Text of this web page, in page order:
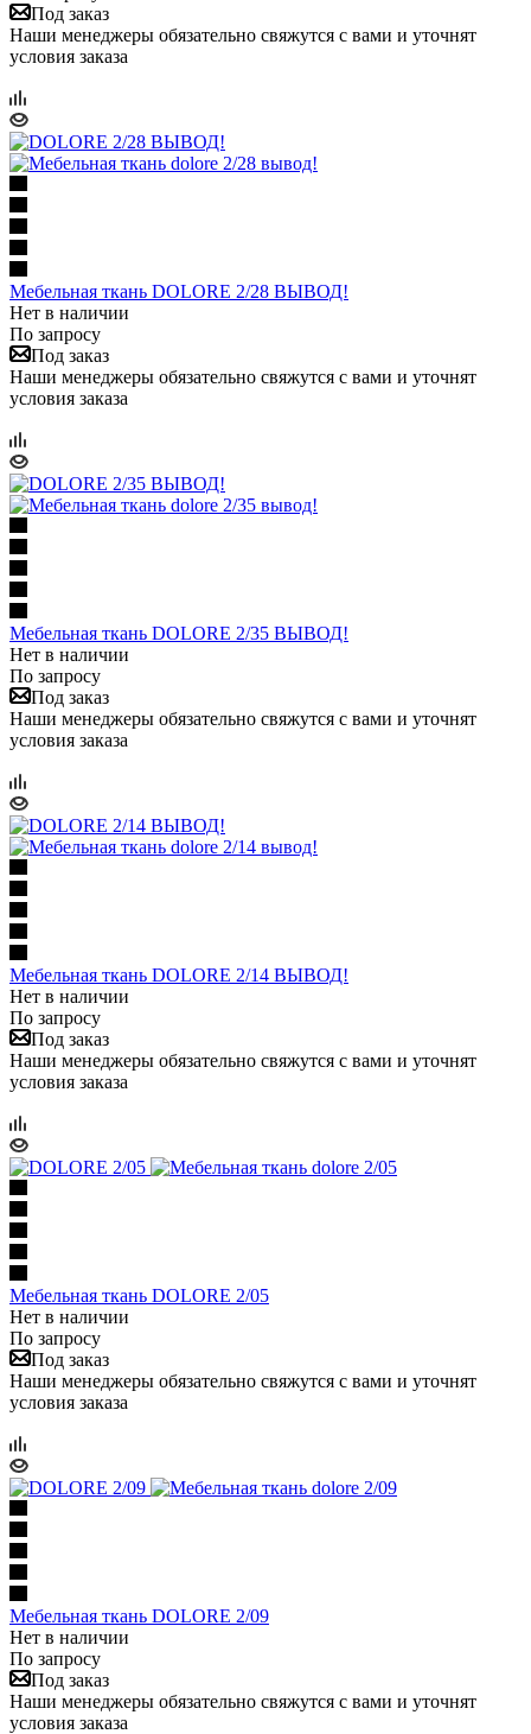
Под заказ
Наши менеджеры обязательно свяжутся с вами и уточнят
условия заказа
Мебельная ткань DOLORE 2/28 ВЫВОД!
Нет в наличии
По запросу
Под заказ
Наши менеджеры обязательно свяжутся с вами и уточнят
условия заказа
Мебельная ткань DOLORE 2/35 ВЫВОД!
Нет в наличии
По запросу
Под заказ
Наши менеджеры обязательно свяжутся с вами и уточнят
условия заказа
Мебельная ткань DOLORE 2/14 ВЫВОД!
Нет в наличии
По запросу
Под заказ
Наши менеджеры обязательно свяжутся с вами и уточнят
условия заказа
Мебельная ткань DOLORE 2/05
Нет в наличии
По запросу
Под заказ
Наши менеджеры обязательно свяжутся с вами и уточнят
условия заказа
Мебельная ткань DOLORE 2/09
Нет в наличии
По запросу
Под заказ
Наши менеджеры обязательно свяжутся с вами и уточнят
условия заказа